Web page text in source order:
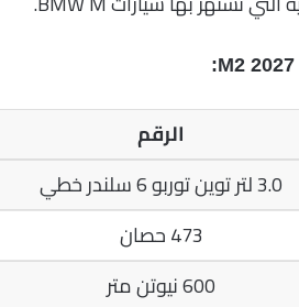
الرقم
3.0 لتر توين توربو 6 سلندر خطي
473 حصان
600 نيوتن متر